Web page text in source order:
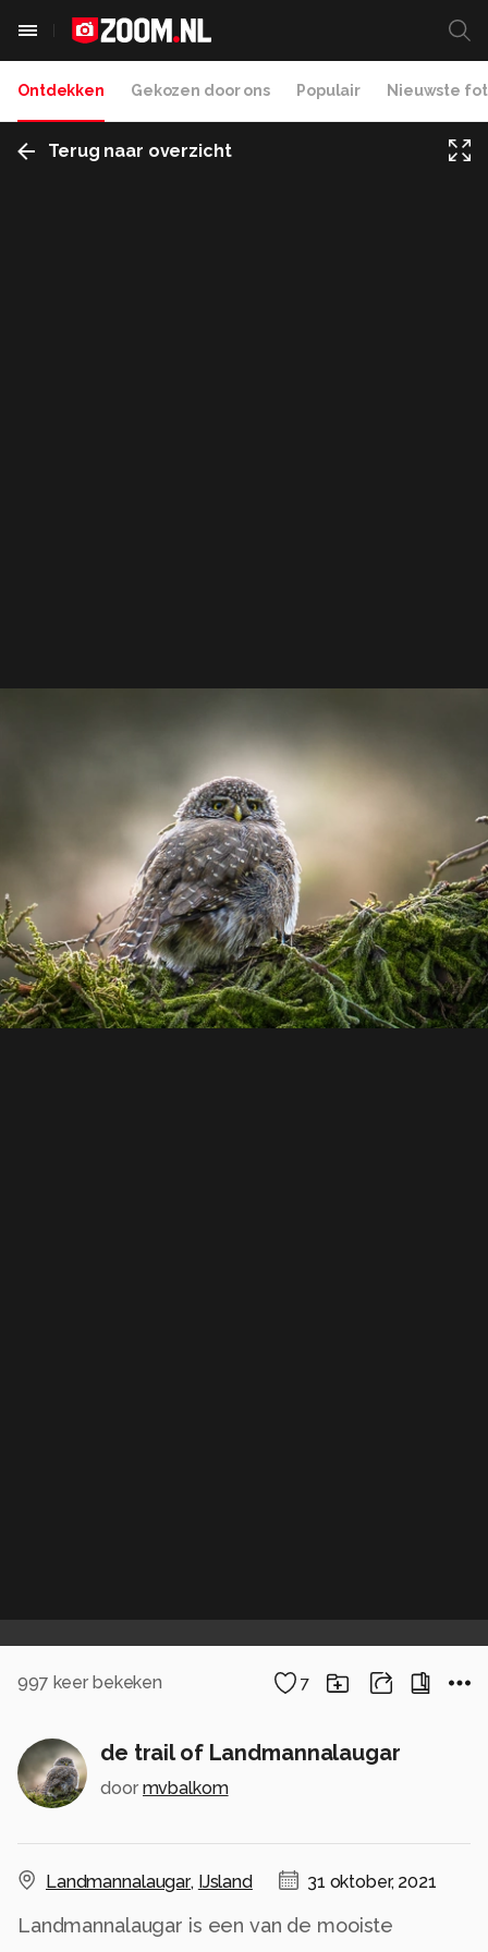
Ontdekken Gekozen door ons Populair Nieuwste
Terug naar overzicht
997 keer bekeken 7
de trail of Landmannalaugar
door mvbalkom
Landmannalaugar, IJsland 31 oktober, 2021
Landmannalaugar is een van de mooiste